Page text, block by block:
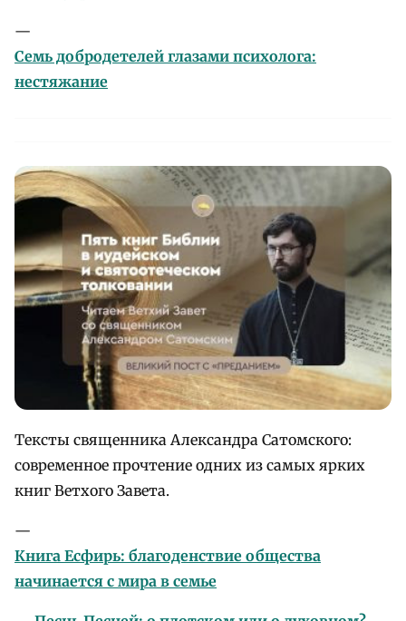
—
Семь добродетелей глазами психолога:
нестяжание
Тексты священника Александра Сатомского:
современное прочтение одних из самых ярких
книг Ветхого Завета.
—
Книга Есфирь: благоденствие общества
начинается с мира в семье